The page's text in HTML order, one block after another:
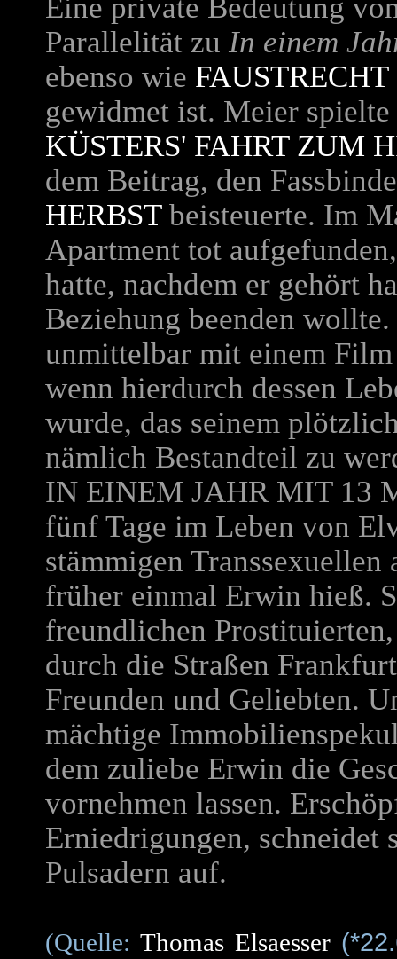
Eine private Bedeutung
Parallelität zu In einem
ebenso wie
gewidmet ist. Meier
KÜSTERS' FAHRT ZUM
dem Beitrag, den
HERBSTbeisteuerte. Im
Apartment tot
hatte, nachdem er gehört
Beziehung beenden
unmittelbar mit einem
wenn hierdurch dessen
wurde, das seinem
nämlich Bestandteil zu
IN EINEM JAHR MIT 13
fünf Tage im Leben von
stämmigen
früher einmal Erwin hieß.
freundlichen
durch die Straßen
Freunden und Geliebten.
mächtige
dem zuliebe Erwin die
vornehmen lassen.
Erniedrigungen,
Pulsadern auf.
(Quelle:Thomas Elsaesser